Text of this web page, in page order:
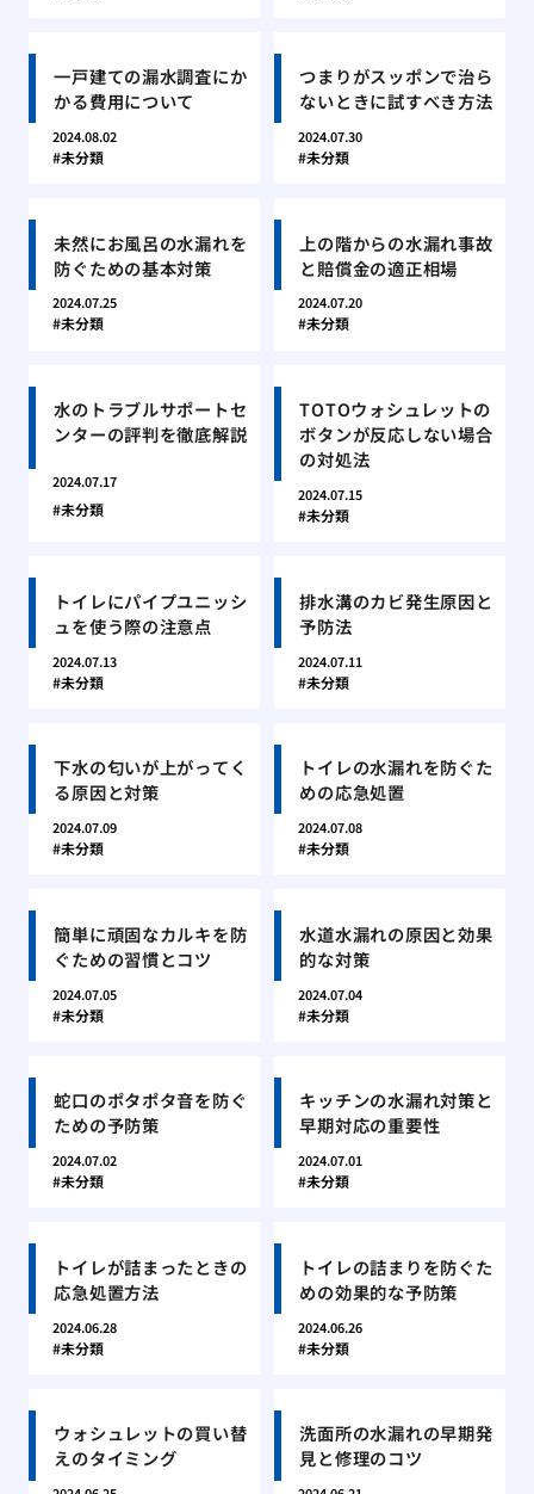
一戸建ての漏水調査にか
かる費用について
2024.08.02
未分類
つまりがスッポンで治ら
ないときに試すべき方法
2024.07.30
未分類
未然にお風呂の水漏れを
防ぐための基本対策
2024.07.25
未分類
上の階からの水漏れ事故
と賠償金の適正相場
2024.07.20
未分類
水のトラブルサポートセ
ンターの評判を徹底解説
2024.07.17
未分類
TOTOウォシュレットの
ボタンが反応しない場合
の対処法
2024.07.15
未分類
トイレにパイプユニッシ
ュを使う際の注意点
2024.07.13
未分類
排水溝のカビ発生原因と
予防法
2024.07.11
未分類
下水の匂いが上がってく
る原因と対策
2024.07.09
未分類
トイレの水漏れを防ぐた
めの応急処置
2024.07.08
未分類
簡単に頑固なカルキを防
ぐための習慣とコツ
2024.07.05
未分類
水道水漏れの原因と効果
的な対策
2024.07.04
未分類
蛇口のポタポタ音を防ぐ
ための予防策
2024.07.02
未分類
キッチンの水漏れ対策と
早期対応の重要性
2024.07.01
未分類
トイレが詰まったときの
応急処置方法
2024.06.28
未分類
トイレの詰まりを防ぐた
めの効果的な予防策
2024.06.26
未分類
ウォシュレットの買い替
えのタイミング
洗面所の水漏れの早期発
見と修理のコツ